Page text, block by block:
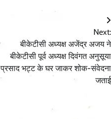
Next:
बीकेटीसी अध्यक्ष अजेंद्र अजय ने
बीकेटीसी पूर्व अध्यक्ष दिवंगत अनुसूया
प्रसाद भट्ट के घर जाकर शोक-संवेदना
जताई